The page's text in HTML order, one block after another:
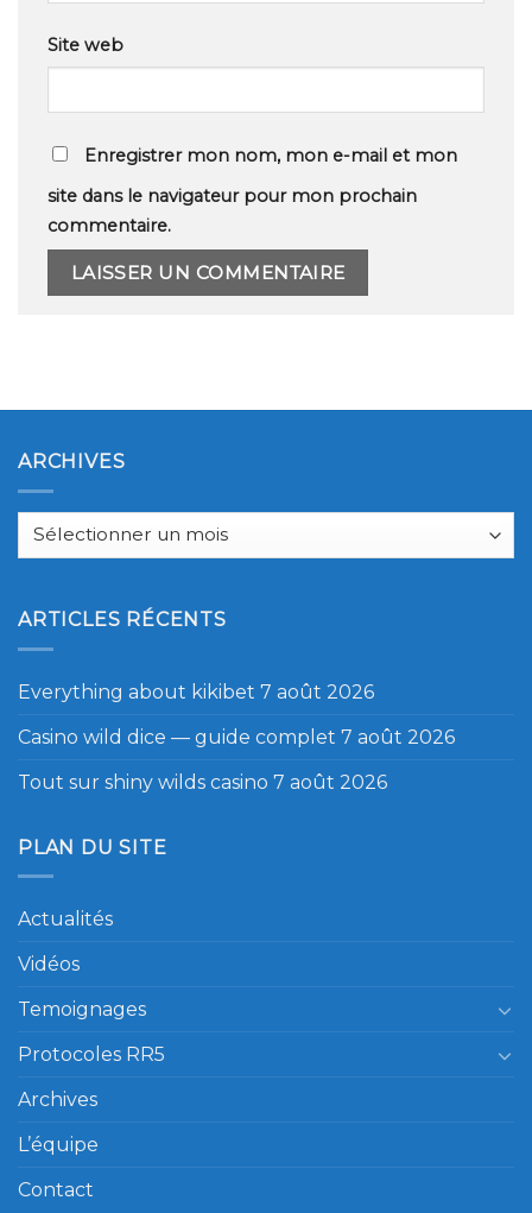
Site web
Enregistrer mon nom, mon e-mail et mon
site dans le navigateur pour mon prochain
commentaire.
ARCHIVES
Archives
ARTICLES RÉCENTS
Everything about kikibet 7 août 2026
Casino wild dice — guide complet 7 août 2026
Tout sur shiny wilds casino 7 août 2026
PLAN DU SITE
Actualités
Vidéos
Temoignages
Protocoles RR5
Archives
L’équipe
Contact